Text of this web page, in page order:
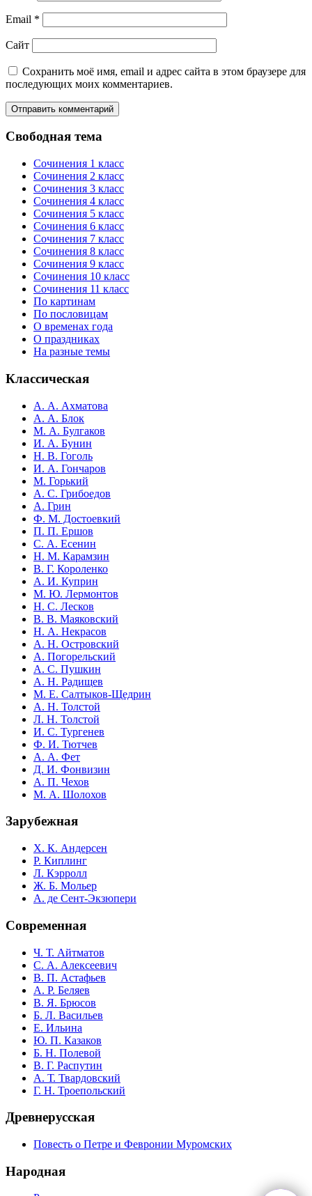
Email *
Сайт
Сохранить моё имя, email и адрес сайта в этом браузере для
последующих моих комментариев.
Свободная тема
Сочинения 1 класс
Сочинения 2 класс
Сочинения 3 класс
Сочинения 4 класс
Сочинения 5 класс
Сочинения 6 класс
Сочинения 7 класс
Сочинения 8 класс
Сочинения 9 класс
Сочинения 10 класс
Сочинения 11 класс
По картинам
По пословицам
О временах года
О праздниках
На разные темы
Классическая
А. А. Ахматова
А. А. Блок
М. А. Булгаков
И. А. Бунин
Н. В. Гоголь
И. А. Гончаров
М. Горький
А. С. Грибоедов
А. Грин
Ф. М. Достоевкий
П. П. Ершов
С. А. Есенин
Н. М. Карамзин
В. Г. Короленко
А. И. Куприн
М. Ю. Лермонтов
Н. С. Лесков
В. В. Маяковский
Н. А. Некрасов
А. Н. Островский
А. Погорельский
А. С. Пушкин
А. Н. Радищев
М. Е. Салтыков-Щедрин
А. Н. Толстой
Л. Н. Толстой
И. С. Тургенев
Ф. И. Тютчев
А. А. Фет
Д. И. Фонвизин
А. П. Чехов
М. А. Шолохов
Зарубежная
Х. К. Андерсен
Р. Киплинг
Л. Кэрролл
Ж. Б. Мольер
А. де Сент-Экзюпери
Современная
Ч. Т. Айтматов
С. А. Алексеевич
В. П. Астафьев
А. Р. Беляев
В. Я. Брюсов
Б. Л. Васильев
Е. Ильина
Ю. П. Казаков
Б. Н. Полевой
В. Г. Распутин
А. Т. Твардовский
Г. Н. Троепольский
Древнерусская
Повесть о Петре и Февронии Муромских
Народная